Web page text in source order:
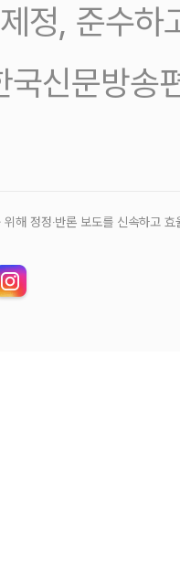
정, 준수하
국신문방송
해 정정‧반론 보도를 신속하고